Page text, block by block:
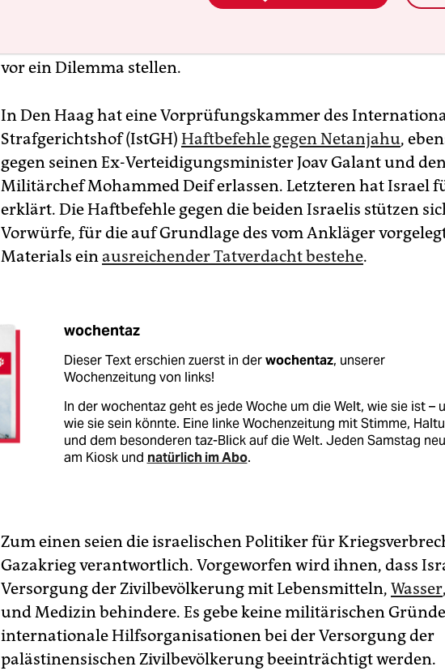
vor ein Dilemma stellen.
In Den Haag hat eine Vorprüfungskammer des
Strafgerichtshof (IstGH) Haftbefehle gegen Netanjahu,
gegen seinen Ex-Verteidigungsminister Joav Galant und
Militärchef Mohammed Deif erlassen. Letzteren hat Israel
erklärt. Die Haftbefehle gegen die beiden Israelis stützen
Vorwürfe, für die auf Grundlage des vom Ankläger
Materials ein ausreichender Tatverdacht bestehe.
wochentaz
Dieser Text erschien zuerst in derwochentaz, unserer
Wochenzeitung von links!
In der wochentaz geht es jede Woche um die Welt, wie sie ist –
wie sie sein könnte. Eine linke Wochenzeitung mit Stimme,
und dem besonderen taz-Blick auf die Welt. Jeden Samstag neu
am Kiosk und natürlich im Abo.
Zum einen seien die israelischen Politiker für
Gazakrieg verantwortlich. Vorgeworfen wird ihnen, dass
Versorgung der Zivilbevölkerung mit Lebensmitteln, Wasser
und Medizin behindere. Es gebe keine militärischen
internationale Hilfsorganisationen bei der Versorgung der
palästinensischen Zivilbevölkerung beeinträchtigt werden.